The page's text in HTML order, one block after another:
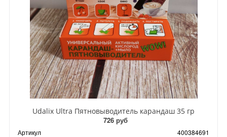
Udalix Ultra Пятновыводитель карандаш 35 гр
726 руб
Артикул
400384691